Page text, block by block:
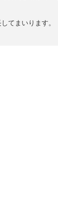
てまいります。